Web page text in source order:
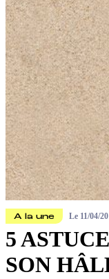
A la une Le 11/04/
5
SON